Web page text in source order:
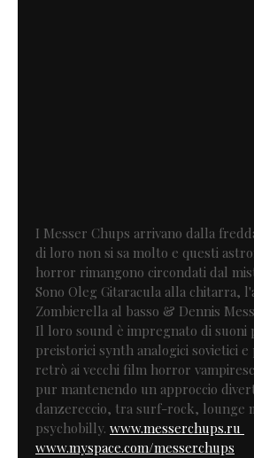
I Messer Chups arrivano dalla
di loro non si sa molto e questi
horror rimangono circondati dal
Sono Oleg Gitaracula alla chitarra,
Zombierella al basso & Dennis
Il loro sound è impregnato di suoni
preistorici synth analogici sovietici e
retrò ai vecchi film horror
pur mantenendo un approccio
danzereccio, tra surf-rock, lounge
psychobilly. www.messerchups.ru
www.myspace.com/messerchups